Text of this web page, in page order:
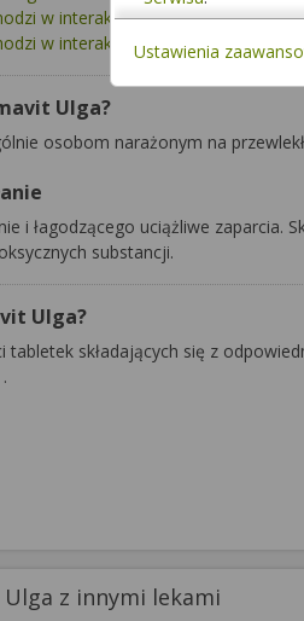
w interakcje z innymi lekami?
w interakcje z alkoholem?
Ulga?
osobom narażonym na
i łagodzącego uciążliwe
substancji.
Ulga?
tabletek składających się z
z innymi lekami
Ustawienia